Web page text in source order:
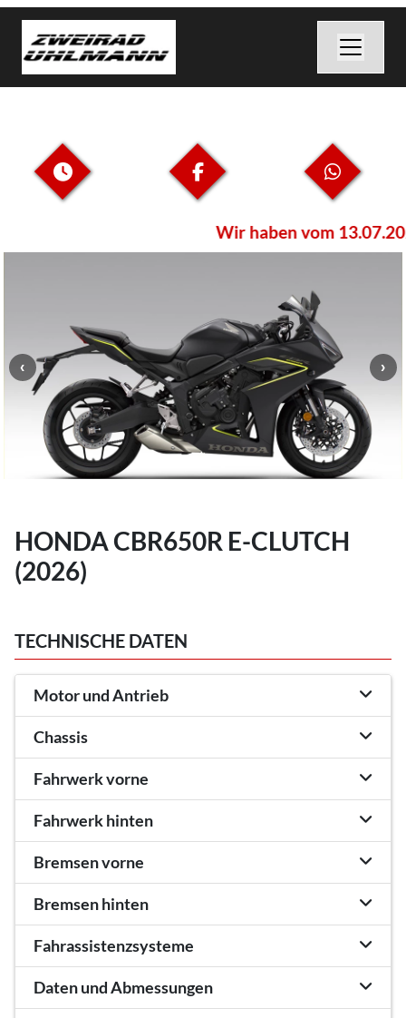
Wir haben vom
HONDA CBR650R E-CLUTCH
(2026)
TECHNISCHE DATEN
Motor und Antrieb
Chassis
Fahrwerk vorne
Fahrwerk hinten
Bremsen vorne
Bremsen hinten
Fahrassistenzsysteme
Daten und Abmessungen